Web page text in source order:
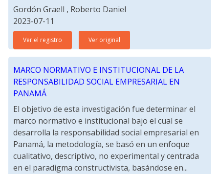
Gordón Graell , Roberto Daniel
2023-07-11
Ver el registro Ver original
MARCO NORMATIVO E INSTITUCIONAL DE LA
RESPONSABILIDAD SOCIAL EMPRESARIAL EN
PANAMÁ
El objetivo de esta investigación fue determinar el
marco normativo e institucional bajo el cual se
desarrolla la responsabilidad social empresarial en
Panamá, la metodología, se basó en un enfoque
cualitativo, descriptivo, no experimental y centrada
en el paradigma constructivista, basándose en...